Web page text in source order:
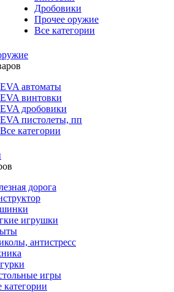
Дробовики
Прочее оружие
Все категории
EVA автоматы
EVA винтовки
EVA дробовики
EVA пистолеты, пп
Все категории
дорога
игрушки
антистресс
игры
категории